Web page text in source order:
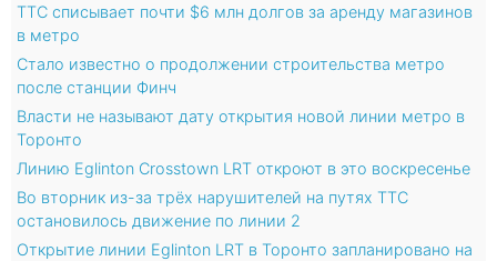
TTC списывает почти $6 млн долгов за аренду магазинов
в метро
Стало известно о продолжении строительства метро
после станции Финч
Власти не называют дату открытия новой линии метро в
Торонто
Линию Eglinton Crosstown LRT откроют в это воскресенье
Во вторник из-за трёх нарушителей на путях TTC
остановилось движение по линии 2
Открытие линии Eglinton LRT в Торонто запланировано на